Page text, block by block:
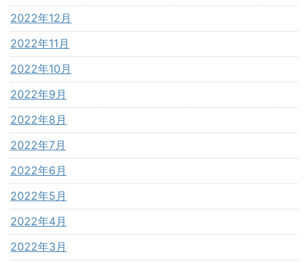
2022年12月
2022年11月
2022年10月
2022年9月
2022年8月
2022年7月
2022年6月
2022年5月
2022年4月
2022年3月